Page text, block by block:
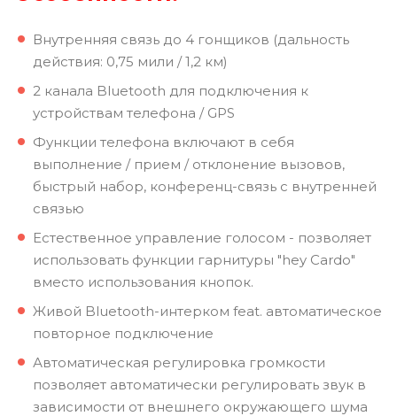
Внутренняя связь до 4 гонщиков (дальность
действия: 0,75 мили / 1,2 км)
2 канала Bluetooth для подключения к
устройствам телефона / GPS
Функции телефона включают в себя
выполнение / прием / отклонение вызовов,
быстрый набор, конференц-связь с внутренней
связью
Естественное управление голосом - позволяет
использовать функции гарнитуры "hey Cardo"
вместо использования кнопок.
Живой Bluetooth-интерком feat. автоматическое
повторное подключение
Автоматическая регулировка громкости
позволяет автоматически регулировать звук в
зависимости от внешнего окружающего шума